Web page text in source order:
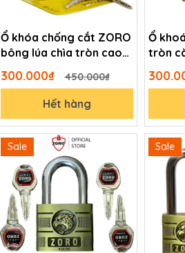
Ổ khóa chống cắt ZORO
bông lúa chìa tròn cao
cấp - khóa ngoài trời
chống gỉ
300.000₫ 450.000₫
Hết hàng
Ổ
tròn
Sale Sale